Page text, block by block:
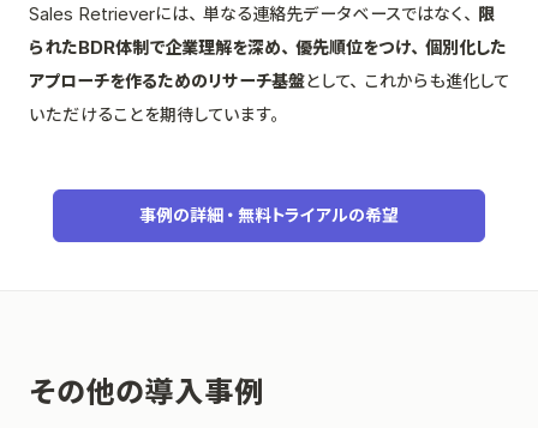
Sales Retrieverには、単なる連絡先データベースではなく、 限
られたBDR体制で企業理解を深め、優先順位をつけ、個別化した
アプローチを作るためのリサーチ基盤として、これからも進化して
いただけることを期待しています。
事例の詳細・無料トライアルの希望
その他の導入事例